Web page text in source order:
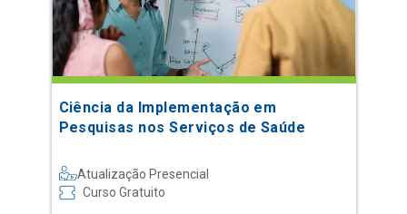
Ciência da Implementação em
Pesquisas nos Serviços de Saúde
Atualização Presencial
Curso Gratuito